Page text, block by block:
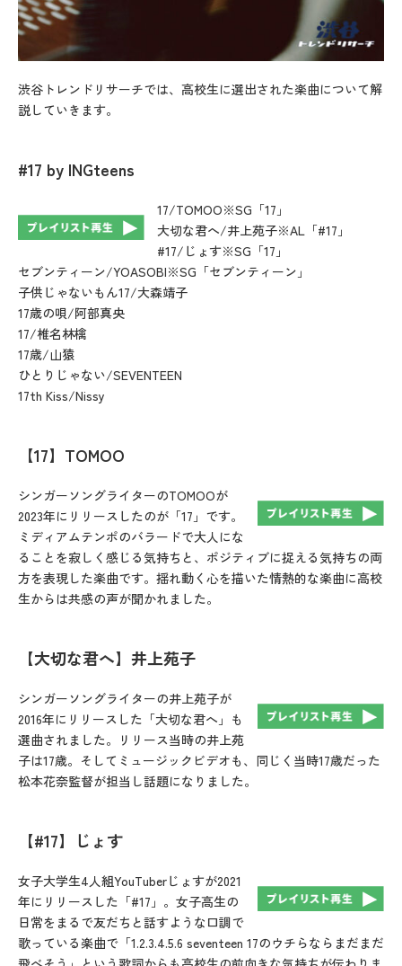
渋谷トレンドリサーチでは、高校生に選出された楽曲について解
説していきます。
#17 by INGteens
17/TOMOO※SG「17」
大切な君へ/井上苑子※AL「#17」
#17/じょす※SG「17」
セブンティーン/YOASOBI※SG「セブンティーン」
子供じゃないもん17/大森靖子
17歳の唄/阿部真央
17/椎名林檎
17歳/山猿
ひとりじゃない/SEVENTEEN
17th Kiss/Nissy
【17】TOMOO
シンガーソングライターのTOMOOが
2023年にリリースしたのが「17」です。
ミディアムテンポのバラードで大人にな
ることを寂しく感じる気持ちと、ポジティブに捉える気持ちの両
方を表現した楽曲です。揺れ動く心を描いた情熱的な楽曲に高校
生からは共感の声が聞かれました。
【大切な君へ】井上苑子
シンガーソングライターの井上苑子が
2016年にリリースした「大切な君へ」も
選曲されました。リリース当時の井上苑
子は17歳。そしてミュージックビデオも、同じく当時17歳だった
松本花奈監督が担当し話題になりました。
【#17】じょす
女子大学生4人組YouTuberじょすが2021
年にリリースした「#17」。女子高生の
日常をまるで友だちと話すような口調で
歌っている楽曲で「1.2.3.4.5.6 seventeen 17のウチらならまだまだ